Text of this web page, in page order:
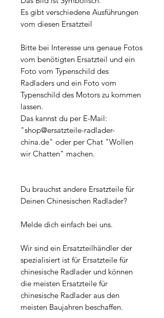
Es gibt verschiedene Ausführungen
vom diesen Ersatzteil
Bitte bei Interesse uns genaue Fotos
vom benötigten Ersatzteil und ein
Foto vom Typenschild des
Radladers und ein Foto vom
Typenschild des Motors zu kommen
lassen.
Das kannst du per E-Mail:
"shop@ersatzteile-radlader-
china.de" oder per Chat "Wollen
wir Chatten" machen.
Du brauchst andere Ersatzteile für
Deinen Chinesischen Radlader?
Melde dich einfach bei uns.
Wir sind ein Ersatzteilhändler der
spezialisiert ist für Ersatzteile für
chinesische Radlader und können
die meisten Ersatzteile für
chinesische Radlader aus den
meisten Baujahren beschaffen.